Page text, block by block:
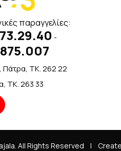
παραγγελίες:
-
Πάτρα, TK. 262 22
TK. 263 33
All Rights Reserved |